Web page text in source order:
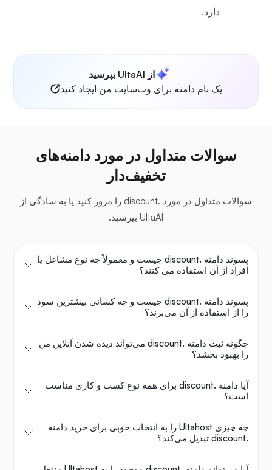
دارد.
از UltaAI بپرسید
یک نام دامنه برای وب‌سایت من ایجاد کنید
سوالات متداول در مورد دامنه‌های
تخفیف‌دار
سوالات متداول در مورد .discount را مرور کنید یا به سادگی از
UltaAI بپرسید.
پسوند دامنه .discount چیست و معمولاً چه نوع مشاغل یا
افراد از آن استفاده می کنند؟
پسوند دامنه .discount چیست و چه کسانی بیشترین سود
را از استفاده از آن می‌برند؟
چگونه ثبت دامنه .discount می‌تواند دیده شدن آنلاین من
را بهبود بخشد؟
آیا دامنه .discount برای همه نوع کسب و کاری مناسب
است؟
چه چیزی Ultahost را به انتخاب خوبی برای خرید دامنه
.discount تبدیل می‌کند؟